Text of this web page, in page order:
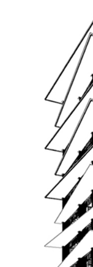
Nuestro equipo